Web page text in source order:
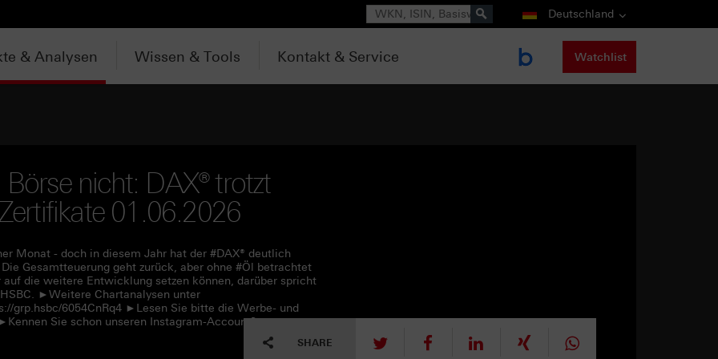
Suche Deutschland
& Analysen Wissen & Tools Kontakt & Service Watchlist
nicht: DAX® trotzt
01.06.2026
Monat - doch in diesem Jahr hat der #DAX® deutlich
Gesamtteuerung geht zurück, aber ohne #Öl betrachtet
die weitere Entwicklung setzen können, darüber spricht
►Weitere Chartanalysen unter
grp.hsbc/6054CnRq4 ►Lesen Sie bitte die Werbe- und
Sie schon unseren Instagram-Account?
SHARE tweet mitteilen